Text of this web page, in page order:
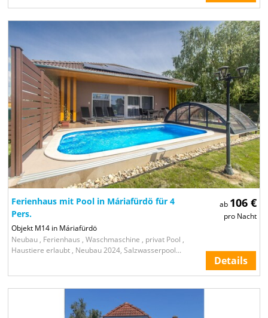
ab 106 €
pro Nacht
Ferienhaus mit Pool in Máriafürdö für 4
Pers.
Objekt M14 in Máriafürdö
Neubau , Ferienhaus , Waschmaschine , privat Pool ,
Haustiere erlaubt , Neubau 2024, Salzwasserpool...
Details